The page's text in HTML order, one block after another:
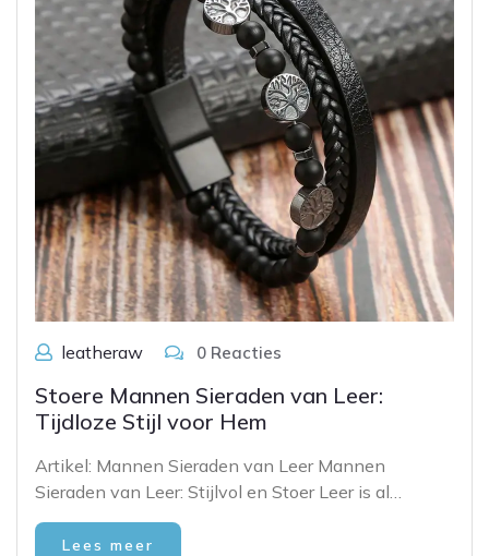
leatheraw 0 Reacties
Stoere Mannen Sieraden van Leer:
Tijdloze Stijl voor Hem
Artikel: Mannen Sieraden van Leer Mannen
Sieraden van Leer: Stijlvol en Stoer Leer is al…
Lees meer